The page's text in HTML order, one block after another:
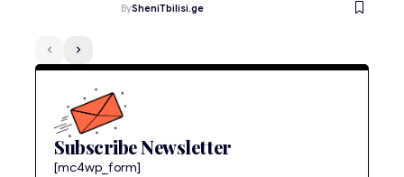
BySheniTbilisi.ge
Subscribe Newsletter
[mc4wp_form]